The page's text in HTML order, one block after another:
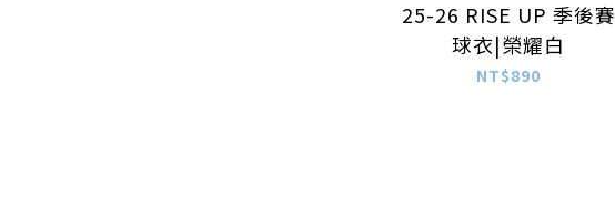
25-26 RISE UP 季後賽
球衣|榮耀白
NT$890